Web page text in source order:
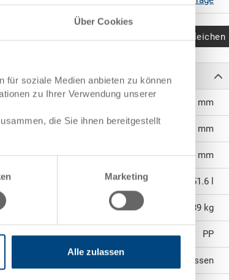
Über Cookies
für soziale Medien anbieten zu können
zu Ihrer Verwendung unserer
die Sie ihnen bereitgestellt
Marketing
Alle zulassen
Produkt vergleichen
565 x 365 x 250 mm
238 mm
253 mm
51.6 l
2,89 kg
PP
geschlossen